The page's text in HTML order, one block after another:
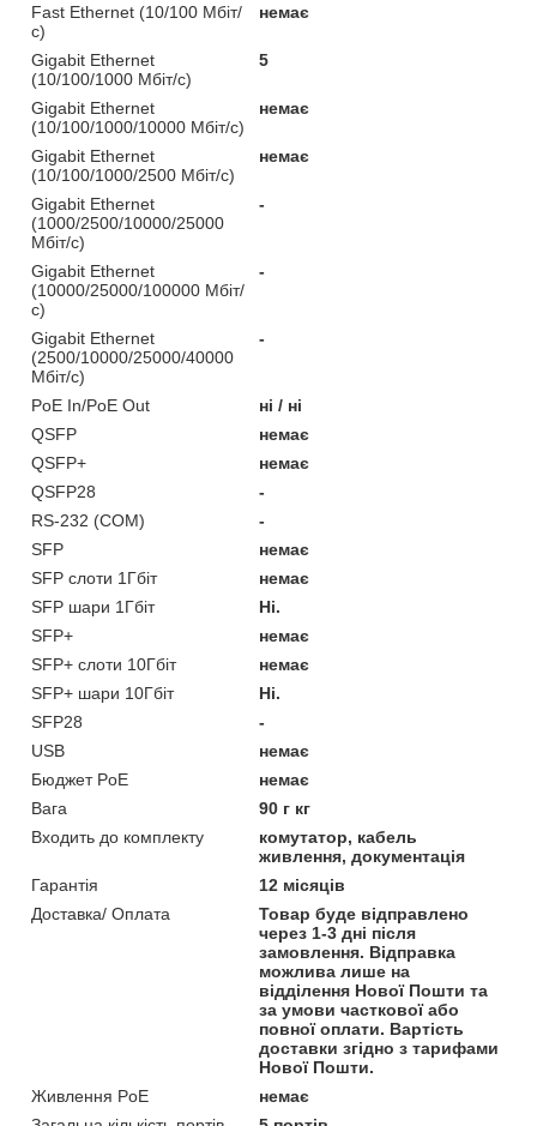
Fast Ethernet (10/100 Мбіт/
с)
немає
Gigabit Ethernet
(10/100/1000 Мбіт/с)
5
Gigabit Ethernet
(10/100/1000/10000 Мбіт/с)
немає
Gigabit Ethernet
(10/100/1000/2500 Мбіт/с)
немає
Gigabit Ethernet
(1000/2500/10000/25000
Мбіт/с)
-
Gigabit Ethernet
(10000/25000/100000 Мбіт/
с)
-
Gigabit Ethernet
(2500/10000/25000/40000
Мбіт/с)
-
PoE In/PoE Out
ні / ні
QSFP
немає
QSFP+
немає
QSFP28
-
RS-232 (COM)
-
SFP
немає
SFP слоти 1Гбіт
немає
SFP шари 1Гбіт
Ні.
SFP+
немає
SFP+ слоти 10Гбіт
немає
SFP+ шари 10Гбіт
Ні.
SFP28
-
USB
немає
Бюджет PoE
немає
Вага
90 г кг
Входить до комплекту
комутатор, кабель
живлення, документація
Гарантія
12 місяців
Доставка/ Оплата
Товар буде відправлено
через 1-3 дні після
замовлення. Відправка
можлива лише на
відділення Нової Пошти та
за умови часткової або
повної оплати. Вартість
доставки згідно з тарифами
Нової Пошти.
Живлення PoE
немає